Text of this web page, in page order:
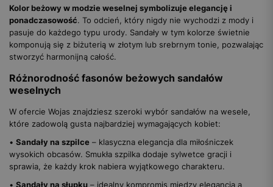
Kolor beżowy w modzie weselnej symbolizuje elegancję i
ponadczasowość. To odcień, który nigdy nie wychodzi z mody i
pasuje do każdego typu urody. Sandały w tym kolorze świetnie
komponują się z biżuterią w złotym lub srebrnym tonie, pozwalając
stworzyć harmonijną całość.
Różnorodność fasonów beżowych sandałów
weselnych
W ofercie Wojas znajdziesz szeroki wybór sandałów na wesele,
które zadowolą gusta najbardziej wymagających kobiet:
• Sandały na szpilce – klasyczna elegancja dla miłośniczek
wysokich obcasów. Smukła szpilka dodaje sylwetce gracji i
sprawia, że każdy krok nabiera wyjątkowego charakteru.
• Sandały na słupku – idealny kompromis między elegancją a